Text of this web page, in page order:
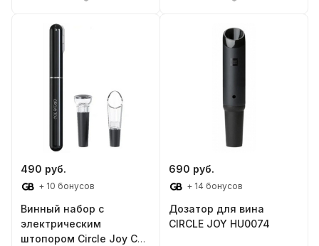
490 руб.
+ 10 бонусов
Винный набор с
электрическим
штопором Circle Joy CJ-
690 руб.
+ 14 бонусов
Дозатор для вина
CIRCLE JOY HU0074